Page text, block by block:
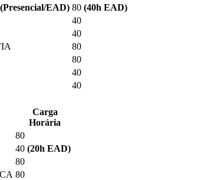
(Presencial/EAD) 80 (40h EAD)
40
40
80
80
40
40
Carga
Horária
80
40 (20h EAD)
80
80